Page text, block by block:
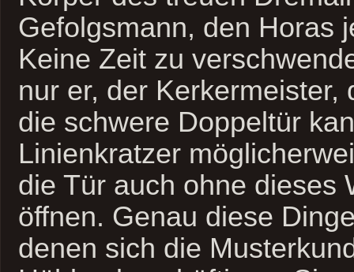
Gefolgsmann, den Horas
Keine Zeit zu
nur er, der Kerkermeister,
die schwere Doppeltür
Linienkratzer
die Tür auch ohne dieses
öffnen. Genau diese
denen sich die